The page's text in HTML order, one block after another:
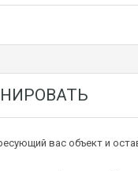
вас объект и